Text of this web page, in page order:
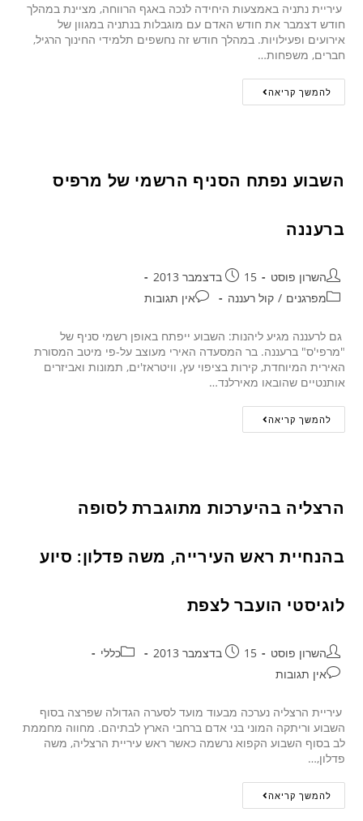
עיריית נתניה באמצעות היחידה לנכה באגף הרווחה, מציינת במהלך
חודש דצמבר את חודש האדם עם מוגבלות בנתניה במגוון של
אירועים ופעילויות. במהלך חודש זה נחשפים תלמידי החינוך הרגיל,
חברים, משפחות…
להמשך קריאה
השבוע נפתח הסניף הרשמי של מרפיס
ברעננה
השרון פוסט
15 בדצמבר 2013
מפרגנים / קול רעננה אין תגובות
גם לרעננה מגיע ליהנות: השבוע ייפתח באופן רשמי סניף של
"מרפי'ס" ברעננה. בר המסעדה האירי מעוצב על-פי מיטב המסורת
האירית המיוחדת, קירות בציפוי עץ, וויטראז'ים, תמונות ואביזרים
אותנטיים שהובאו מאירלנד…
להמשך קריאה
הרצליה בהיערכות מתוגברת לסופה
בהנחיית ראש העירייה, משה פדלון: סיוע
לוגיסטי הועבר לצפת
השרון פוסט 15 בדצמבר 2013
כללי
אין תגובות
עיריית הרצליה נערכה מבעוד מועד לסערה הגדולה שפרצה בסוף
השבוע וריתקה המוני בני אדם ברחבי הארץ לבתיהם. מחווה מחממת
לב בסוף השבוע הקפוא נרשמה כאשר ראש עיריית הרצליה, משה
פדלון,…
להמשך קריאה